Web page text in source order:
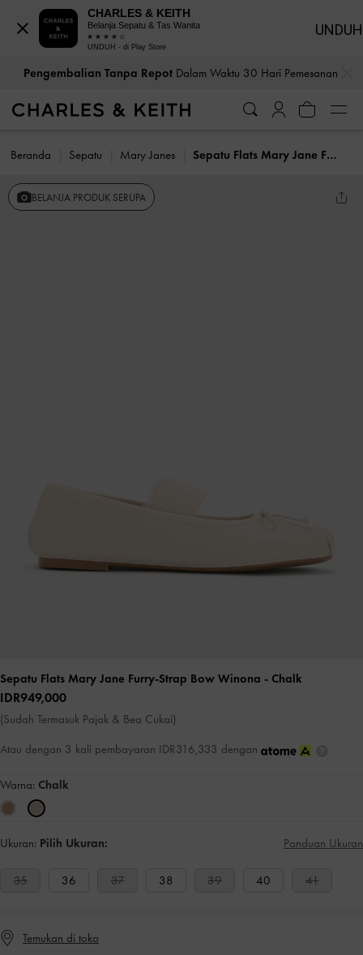
Pengembalian Tanpa RepotDalam Waktu 30 Hari Pemesanan
Beranda Sepatu Mary Janes Sepatu Flats Mary Jane Furry-Strap Bow Winona
BELANJA PRODUK SERUPA
Sepatu Flats Mary Jane Furry-Strap Bow Winona - Chalk
IDR949,000
(Sudah Termasuk Pajak & Bea Cukai)
Atau dengan 3 kali pembayaran IDR316,333 dengan
Warna: Chalk
Ukuran: Pilih Ukuran: Panduan Ukuran
35 36 37 38 39 40 41
Temukan di toko
CHARLES & KEITH
Belanja Sepatu & Tas Wanita
UNDUH - di Play Store
UNDUH